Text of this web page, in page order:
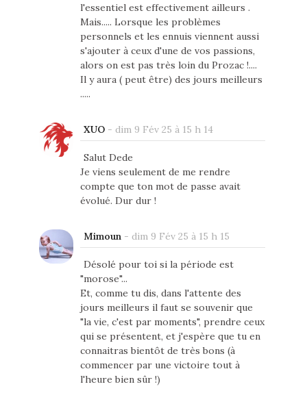
l'essentiel est effectivement ailleurs .
Mais..... Lorsque les problèmes
personnels et les ennuis viennent aussi
s'ajouter à ceux d'une de vos passions,
alors on est pas très loin du Prozac !....
Il y aura ( peut être) des jours meilleurs
.....
XUO- dim 9 Fév 25 à 15 h 14
Salut Dede
Je viens seulement de me rendre
compte que ton mot de passe avait
évolué. Dur dur !
Mimoun - dim 9 Fév 25 à 15 h 15
Désolé pour toi si la période est
"morose"...
Et, comme tu dis, dans l'attente des
jours meilleurs il faut se souvenir que
"la vie, c'est par moments", prendre ceux
qui se présentent, et j'espère que tu en
connaitras bientôt de très bons (à
commencer par une victoire tout à
l'heure bien sûr !)